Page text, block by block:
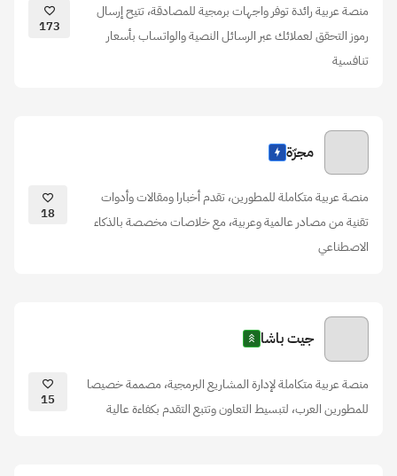
منصة عربية رائدة توفر واجهات برمجية للمصادقة، تتيح إرسال
رموز التحقق لعملائك عبر الرسائل النصية والواتساب بأسعار
تنافسية
173
مجرّة
منصة عربية متكاملة للمطورين، تقدم أخبارا ومقالات وأدوات
تقنية من مصادر عالمية وعربية، مع خلاصات مخصصة بالذكاء
الاصطناعي
18
جيت باشا
منصة عربية متكاملة لإدارة المشاريع البرمجية، مصممة خصيصا
للمطورين العرب، لتبسيط التعاون وتتبع التقدم بكفاءة عالية
15